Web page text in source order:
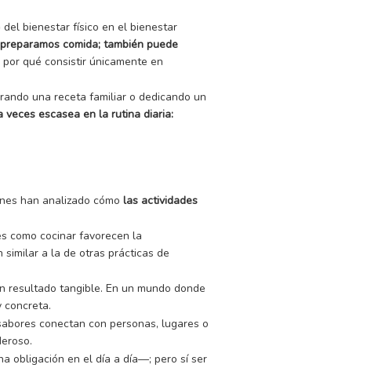
bienestar físico en el bienestar
comida; también puede
qué consistir únicamente en
una receta familiar o dedicando un
veces escasea en la rutina diaria:
han analizado cómolas actividades
como cocinar favorecen la
similar a la de otras prácticas de
resultado tangible. En un mundo donde
concreta.
conectan con personas, lugares o
obligación en el día a día—; pero sí ser